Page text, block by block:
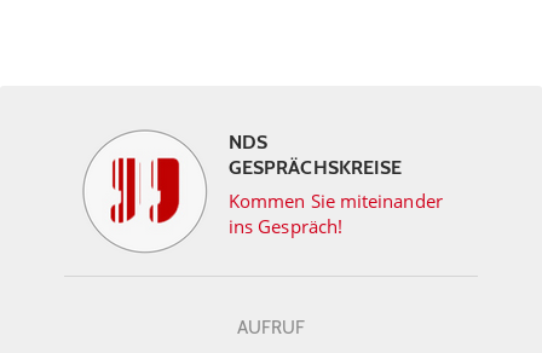
NDS
GESPRÄCHSKREISE
Kommen Sie miteinander
ins Gespräch!
AUFRUF